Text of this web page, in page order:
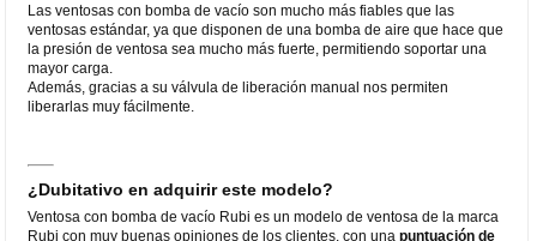
Las ventosas con bomba de vacío son mucho más fiables que las
ventosas estándar, ya que disponen de una bomba de aire que hace que
la presión de ventosa sea mucho más fuerte, permitiendo soportar una
mayor carga.
Además, gracias a su válvula de liberación manual nos permiten
liberarlas muy fácilmente.
¿Dubitativo en adquirir este modelo?
Ventosa con bomba de vacío Rubi es un modelo de ventosa de la marca
Rubi con muy buenas opiniones de los clientes, con unapuntuación de